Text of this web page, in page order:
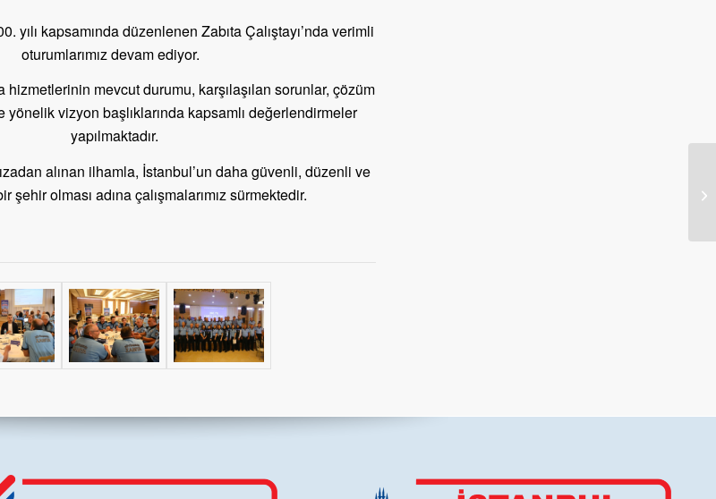
yılı kapsamında düzenlenen Zabıta Çalıştayı’nda verimli
oturumlarımız devam ediyor.
hizmetlerinin mevcut durumu, karşılaşılan sorunlar, çözüm
vizyon başlıklarında kapsamlı değerlendirmeler
yapılmaktadır.
alınan ilhamla, İstanbul’un daha güvenli, düzenli ve
şehir olması adına çalışmalarımız sürmektedir.